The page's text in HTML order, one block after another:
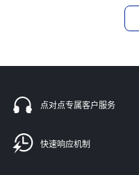
点对点专属客户服务
快速响应机制